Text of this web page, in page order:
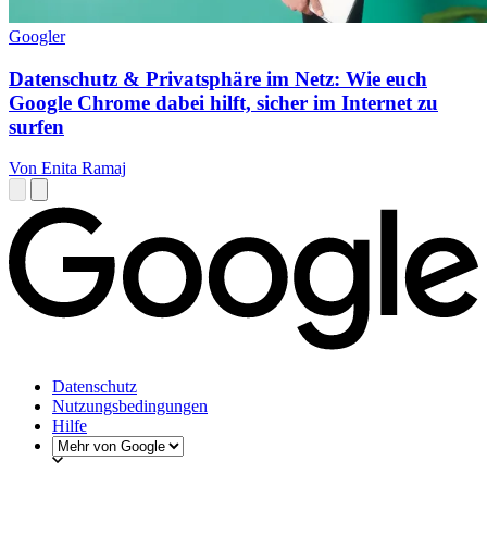
Googler
Datenschutz & Privatsphäre im Netz: Wie euch
Google Chrome dabei hilft, sicher im Internet zu
surfen
Von Enita Ramaj
Datenschutz
Nutzungsbedingungen
Hilfe